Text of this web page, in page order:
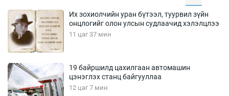
Их зохиолчийн уран бүтээл, туурвил зүйн
онцлогийг олон улсын судлаачид хэлэлцлээ
11 цаг 37 мин
19 байршилд цахилгаан автомашин
цэнэглэх станц байгууллаа
12 цаг 7 мин